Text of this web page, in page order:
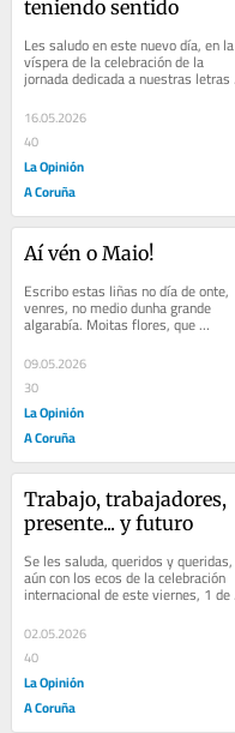
teniendo sentido
Les saludo en este nuevo día, en la
víspera de la celebración de la
jornada dedicada a nuestras letras
más cercanas, a la producción
literaria en...
16.05.2026
40
La Opinión
A Coruña
Aí vén o Maio!
Escribo estas liñas no día de onte,
venres, no medio dunha grande
algarabía. Moitas flores, que
arrecenden e que son proba viva e
pegada deste...
09.05.2026
30
La Opinión
A Coruña
Trabajo, trabajadores,
presente... y futuro
Se les saluda, queridos y queridas,
aún con los ecos de la celebración
internacional de este viernes, 1 de
mayo, muy recientes. Y es que la
jornada...
02.05.2026
40
La Opinión
A Coruña